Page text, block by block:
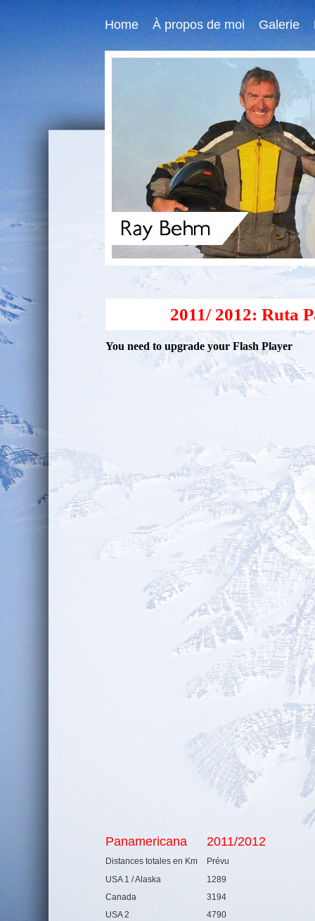
Home À propos de moi Galerie
2011/ 2012: Ruta
Panamericana 2011/2012
Distances totales en Km
Prévu
USA 1 / Alaska
1289
Canada
3194
USA 2
4790